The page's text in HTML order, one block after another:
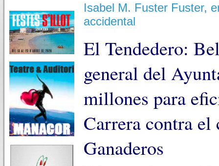
Isabel M. Fuster Fuster,
accidental
El Tendedero:
general del
millones para
Carrera contra
Ganaderos